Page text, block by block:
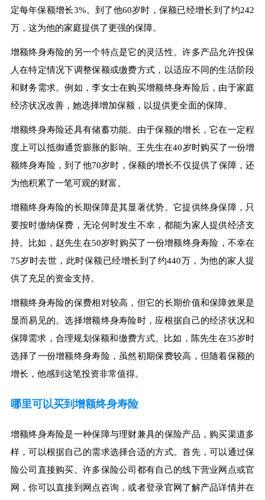
定每年保额增长3%。到了他60岁时，保额已经增长到了约242
万，这为他的家庭提供了更强的保障。
增额终身寿险的另一个特点是它的灵活性。许多产品允许投保
人在特定情况下调整保额或缴费方式，以适应不同的生活阶段
和财务需求。例如，李女士在购买增额终身寿险后，由于家庭
经济状况改善，她选择增加保额，以提供更全面的保障。
增额终身寿险还具有储蓄功能。由于保额的增长，它在一定程
度上可以抵御通货膨胀的影响。王先生在40岁时购买了一份增
额终身寿险，到了他70岁时，保额的增长不仅提供了保障，还
为他积累了一笔可观的财富。
增额终身寿险的长期保障是其显著优势。它提供终身保障，只
要按时缴纳保费，无论何时发生不幸，都能为家人提供经济支
持。比如，赵先生在50岁时购买了一份增额终身寿险，不幸在
75岁时去世，此时保额已经增长到了约440万，为他的家人提
供了充足的资金支持。
增额终身寿险的保费相对较高，但它的长期价值和保障效果是
显而易见的。选择增额终身寿险时，应根据自己的经济状况和
保障需求，合理规划保额和缴费方式。比如，陈先生在35岁时
选择了一份增额终身寿险，虽然初期保费较高，但随着保额的
增长，他感到这笔投资非常值得。
哪里可以买到增额终身寿险
增额终身寿险是一种保障与理财兼具的保险产品，购买渠道多
样，可以根据自己的需求选择合适的方式。首先，可以通过保
险公司直接购买。许多保险公司都有自己的线下营业网点或官
网，你可以直接到网点咨询，或者登录官网了解产品详情并在